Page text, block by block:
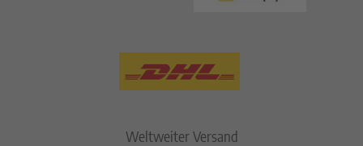
Weltweiter Versand